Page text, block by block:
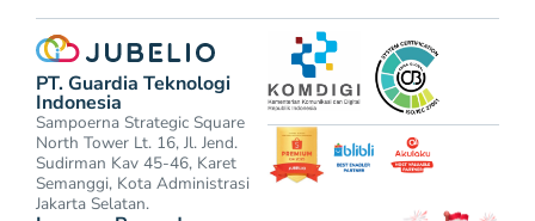
PT. Guardia Teknologi
Indonesia
Sampoerna Strategic Square
North Tower Lt. 16, Jl. Jend.
Sudirman Kav 45-46, Karet
Semanggi, Kota Administrasi
Jakarta Selatan.